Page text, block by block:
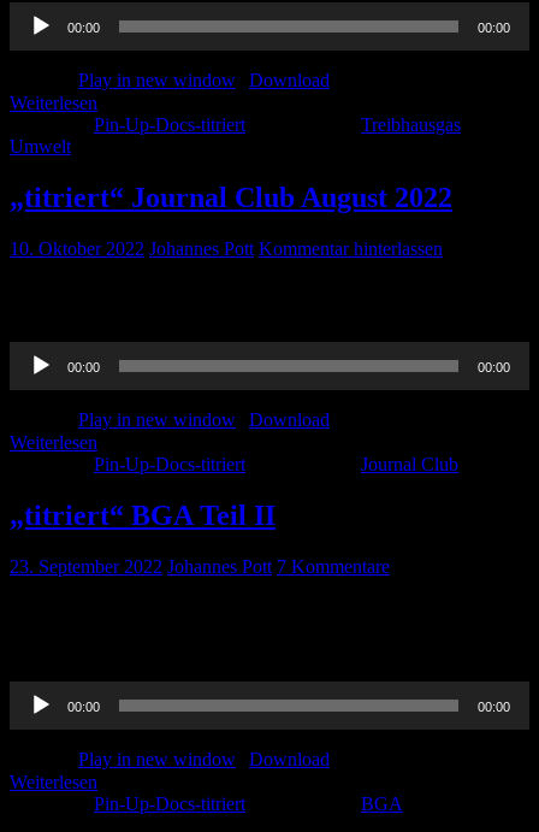
Audio-
Player
00:00 00:00
Play in new window
Download
Weiterlesen
Pin-Up-Docs-titriert Treibhausgas
Umwelt
„titriert“ Journal Club August 2022
10. Oktober 2022 Johannes Pott Kommentar hinterlassen
Audio-
Player
00:00 00:00
Play in new window
Download
Weiterlesen
Pin-Up-Docs-titriert Journal Club
„titriert“ BGA Teil II
23. September 2022 Johannes Pott 7 Kommentare
Audio-
Player
00:00 00:00
Play in new window
Download
Weiterlesen
Pin-Up-Docs-titriert BGA